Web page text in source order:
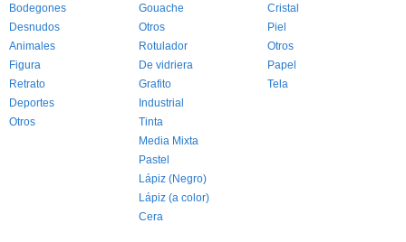
Bodegones
Desnudos
Animales
Figura
Retrato
Deportes
Otros
Gouache
Otros
Rotulador
De vidriera
Grafito
Industrial
Tinta
Media Mixta
Pastel
Lápiz (Negro)
Lápiz (a color)
Cera
Cristal
Piel
Otros
Papel
Tela